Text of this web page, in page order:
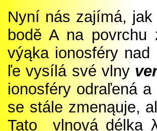
Nyní nás zajímá,
bodě A na
výąka ionosféry
ľe vysílá své vlny
ionosféry odraľená
se stále zmenąuje,
Tato vlnová délka